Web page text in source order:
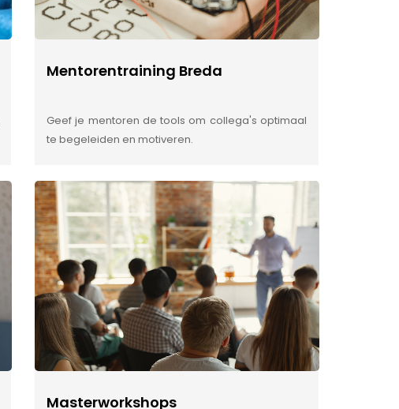
Mentorentraining Breda
Geef je mentoren de tools om collega's optimaal
te begeleiden en motiveren.
Masterworkshops